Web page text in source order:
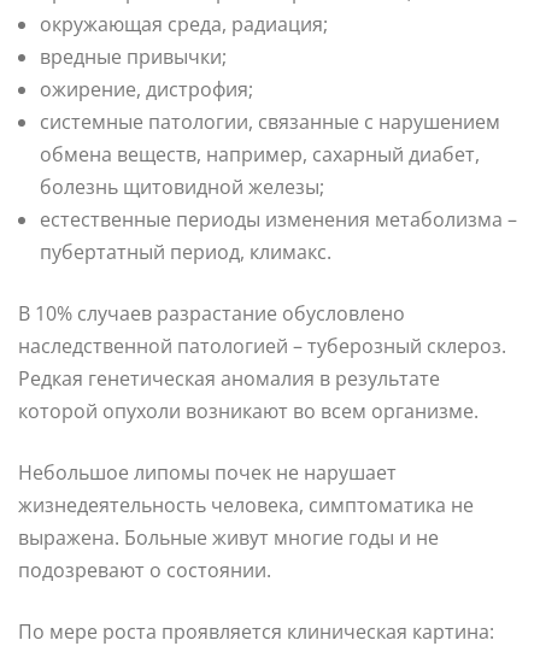
окружающая среда, радиация;
вредные привычки;
ожирение, дистрофия;
системные патологии, связанные с нарушением
обмена веществ, например, сахарный диабет,
болезнь щитовидной железы;
естественные периоды изменения метаболизма –
пубертатный период, климакс.
В 10% случаев разрастание обусловлено
наследственной патологией – туберозный склероз.
Редкая генетическая аномалия в результате
которой опухоли возникают во всем организме.
Небольшое липомы почек не нарушает
жизнедеятельность человека, симптоматика не
выражена. Больные живут многие годы и не
подозревают о состоянии.
По мере роста проявляется клиническая картина: